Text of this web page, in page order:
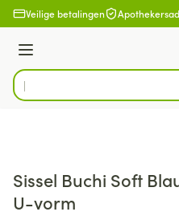
Ga naar de inhoud
Veilige betalingen
Menu
Product, merk, categorie...
Sissel Buchi Soft
U-vorm